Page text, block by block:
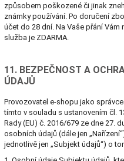
způsobem poškozené či jinak
známky používání. Po doručení
účet do 28 dní. Na Vaše přání
služba je ZDARMA.
11. BEZPEČNOST A
ÚDAJŮ
Provozovatel e-shopu jako
tímto v souladu s ustanovením čl.
Rady (EU) č. 2016/679 ze dne 27.
osobních údajů (dále jen
jednotlivě jen „Subjekt údajů“) o